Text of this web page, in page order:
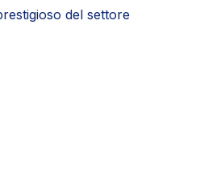
del settore